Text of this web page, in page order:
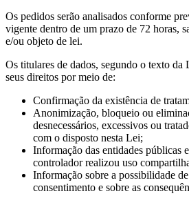
Os pedidos serão analisados conforme
vigente dentro de um prazo de 72 horas,
e/ou objeto de lei.
Os titulares de dados, segundo o texto
seus direitos por meio de:
Confirmação da existência de
Anonimização, bloqueio ou
desnecessários, excessivos ou
com o disposto nesta Lei;
Informação das entidades públicas
controlador realizou uso
Informação sobre a possibilidade
consentimento e sobre as